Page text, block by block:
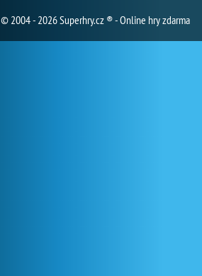
© 2004 - 2026 Superhry.cz ® - Online hry zdarma